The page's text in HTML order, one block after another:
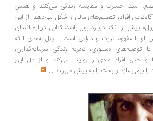
حسرت و مقایسه زندگی می‌کنند و همین
تصمیم‌های مالی را شکل می‌دهد. از این
آنکه درباره پول باشد، کتابی درباره انسان
ثروت و دارایی است... اوزل به‌جای ارائه
دستوری، تجربه زندگی سرمایه‌گذاران،
حتی افراد عادی را روایت می‌کند و از دل این
و بحث را به پیش می‌راند ...